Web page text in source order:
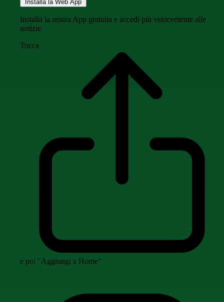
Installa la Web App
Installa la nostra App gratuita e accedi più velocemente alle
notizie
Tocca
e poi "Aggiungi a Home"